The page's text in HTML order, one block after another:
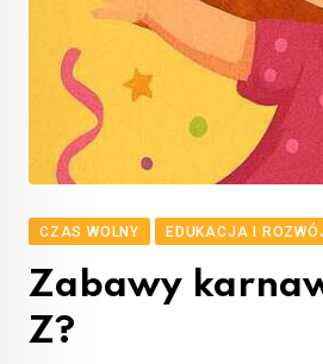
CZAS WOLNY EDUKACJA I
Zabawy
Z?